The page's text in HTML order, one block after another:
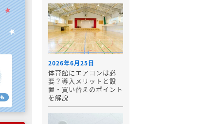
2026年6月25日
体育館にエアコンは必
要？導入メリットと設
置・買い替えのポイント
を解説